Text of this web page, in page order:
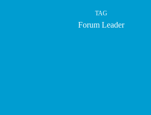
TAG
Forum Leader